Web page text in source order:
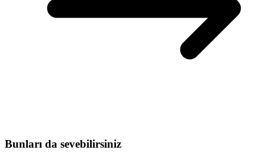
Bunları da sevebilirsiniz